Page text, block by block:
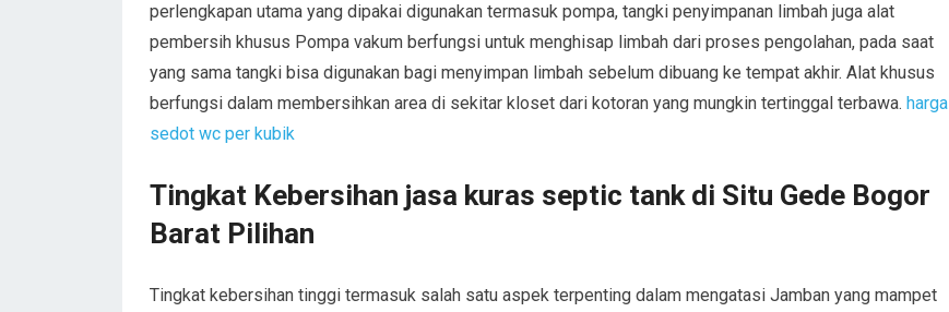
perlengkapan utama yang dipakai digunakan termasuk pompa, tangki penyimpanan limbah juga alat
pembersih khusus Pompa vakum berfungsi untuk menghisap limbah dari proses pengolahan, pada saat
yang sama tangki bisa digunakan bagi menyimpan limbah sebelum dibuang ke tempat akhir. Alat khusus
berfungsi dalam membersihkan area di sekitar kloset dari kotoran yang mungkin tertinggal terbawa. harga
sedot wc per kubik
Tingkat Kebersihan jasa kuras septic tank di Situ Gede Bogor
Barat Pilihan
Tingkat kebersihan tinggi termasuk salah satu aspek terpenting dalam mengatasi Jamban yang mampet